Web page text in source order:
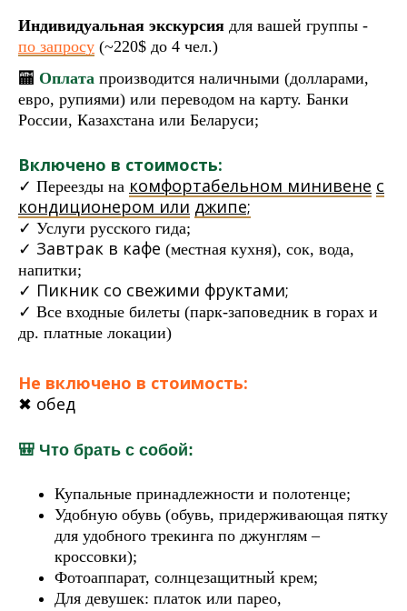
Индивидуальная экскурсия для вашей группы -
по запросу (~220$ до 4 чел.)
🏧 Оплата производится наличными (долларами,
евро, рупиями) или переводом на карту. Банки
России, Казахстана или Беларуси;
Включено в стоимость:
✓ Переезды на комфортабельном минивене с
кондиционером или джипе;
✓ Услуги русского гида;
✓ Завтрак в кафе (местная кухня), сок, вода,
напитки;
✓ Пикник со свежими фруктами;
✓ Все входные билеты (парк-заповедник в горах и
др. платные локации)
Не включено в стоимость:
✖ обед
🎒 Что брать с собой:
Купальные принадлежности и полотенце;
Удобную обувь (обувь, придерживающая пятку
для удобного трекинга по джунглям –
кроссовки);
Фотоаппарат, солнцезащитный крем;
Для девушек: платок или парео,